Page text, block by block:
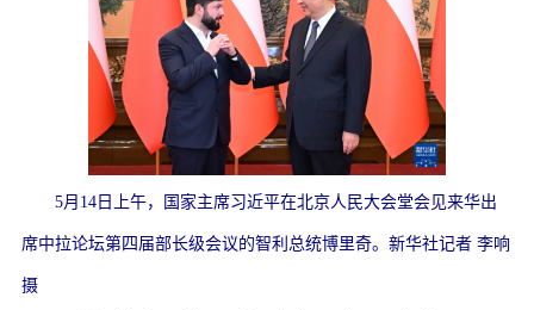
5月14日上午，国家主席习近平在北京人民大会堂会见来华出
席中拉论坛第四届部长级会议的智利总统博里奇。新华社记者 李响
摄